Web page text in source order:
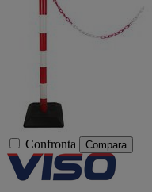
Confronta Compara